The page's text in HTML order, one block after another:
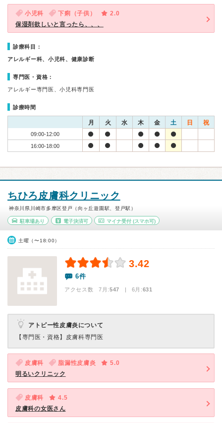
小児科 下痢（子供）
2.0
保湿剤欲しいと言ったら、、、
診療科目：
アレルギー科、小児科、健康診断
専門医・資格：
アレルギー専門医、小児科専門医
診療時間
月 火 水 木 金 土 日 祝
09:00-12:00
16:00-18:00
ちひろ皮膚科クリニック
神奈川県川崎市多摩区登戸（向ヶ丘遊園駅、登戸駅）
駐車場あり 電子決済可 マイナ受付 (スマホ可)
土曜（〜18:00）
3.42
6件
アクセス数 7月:547 | 6月:631
アトピー性皮膚炎について
【専門医・資格】 皮膚科専門医
皮膚科 脂漏性皮膚炎
5.0
明るいクリニック
皮膚科
4.5
皮膚科の女医さん